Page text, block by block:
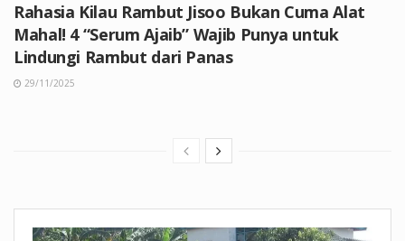
Rahasia Kilau Rambut Jisoo Bukan Cuma Alat
Mahal! 4 “Serum Ajaib” Wajib Punya untuk
Lindungi Rambut dari Panas
29/11/2025